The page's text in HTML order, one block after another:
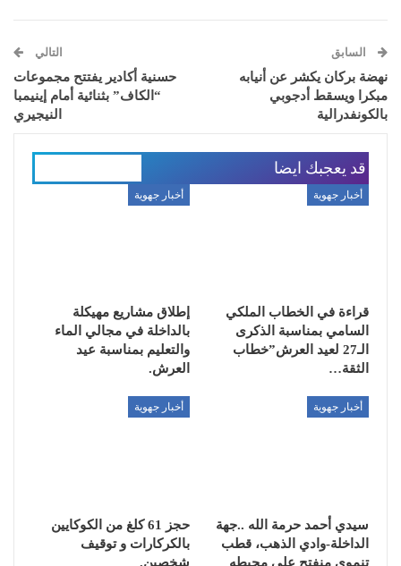
السابق
نهضة بركان يكشر عن أنيابه
مبكرا ويسقط أدجوبي
بالكونفدرالية
التالي
حسنية أكادير يفتتح مجموعات
“الكاف” بثنائية أمام إينيمبا
النيجيري
قد يعجبك ايضا
أخبار جهوية
قراءة في الخطاب الملكي
السامي بمناسبة الذكرى
الـ27 لعيد العرش”خطاب
الثقة…
أخبار جهوية
إطلاق مشاريع مهيكلة
بالداخلة في مجالي الماء
والتعليم بمناسبة عيد
العرش.
أخبار جهوية
سيدي أحمد حرمة الله ..جهة
الداخلة-وادي الذهب، قطب
تنموي منفتح على محيطه
أخبار جهوية
حجز 61 كلغ من الكوكايين
بالكركارات و توقيف
شخصين.